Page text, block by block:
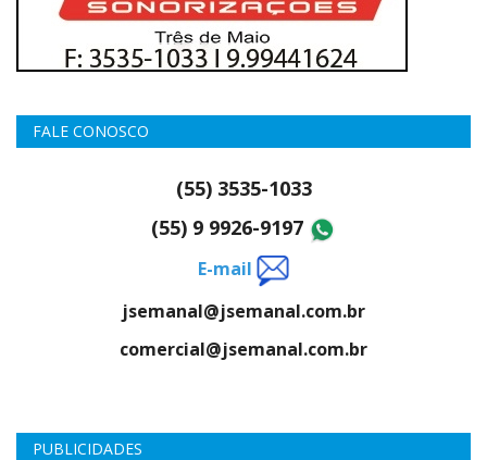
FALE CONOSCO
(55) 3535-1033
(55) 9 9926-9197
E-mail
jsemanal@jsemanal.com.br
comercial@jsemanal.com.br
PUBLICIDADES